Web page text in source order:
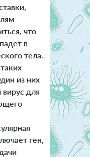
что
в
тела.
из них
вирус для
ген,